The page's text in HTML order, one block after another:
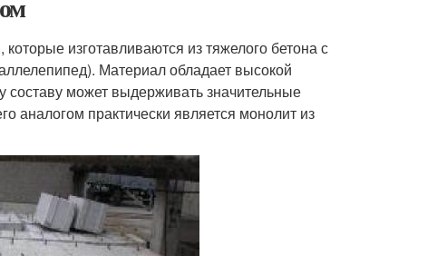
изготавливаются из тяжелого бетона с
Материал обладает высокой
составу может выдерживать значительные
аналогом практически является монолит из